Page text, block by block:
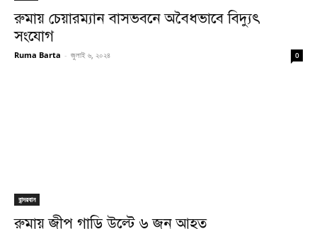
রুমায় চেয়ারম্যান বাসভবনে অবৈধভাবে বিদ্যুৎ
সংযোগ
Ruma Barta - জুলাই ৬, ২০২৪ 0
বান্দরবান
রুমায় জীপ গাড়ি উল্টে ৬ জন আহত